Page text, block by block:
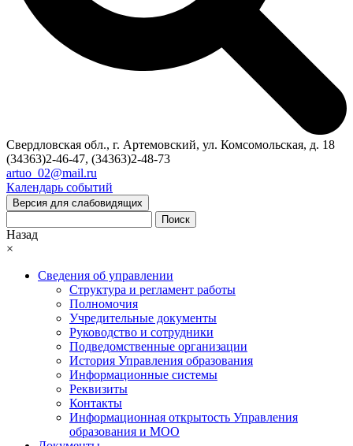
Свердловская обл., г. Артемовский, ул. Комсомольская, д. 18
(34363)2-46-47, (34363)2-48-73
artuo_02@mail.ru
Календарь событий
Версия для слабовидящих
Поиск
Назад
×
Сведения об управлении
Структура и регламент работы
Полномочия
Учредительные документы
Руководство и сотрудники
Подведомственные организации
История Управления образования
Информационные системы
Реквизиты
Контакты
Информационная открытость Управления
образования и МОО